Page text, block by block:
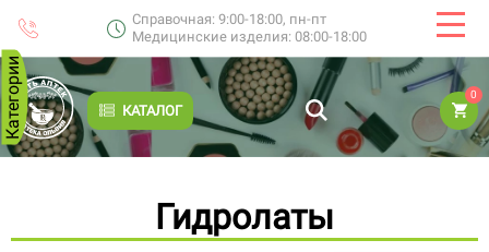
Справочная: 9:00-18:00, пн-пт
Медицинские изделия: 08:00-18:00
КАТАЛОГ
0
Категории
Гидролаты